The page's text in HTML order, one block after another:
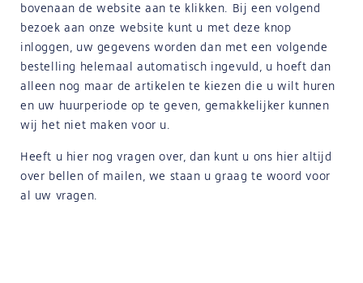
bovenaan de website aan te klikken. Bij een volgend
bezoek aan onze website kunt u met deze knop
inloggen, uw gegevens worden dan met een volgende
bestelling helemaal automatisch ingevuld, u hoeft dan
alleen nog maar de artikelen te kiezen die u wilt huren
en uw huurperiode op te geven, gemakkelijker kunnen
wij het niet maken voor u.
Heeft u hier nog vragen over, dan kunt u ons hier altijd
over bellen of mailen, we staan u graag te woord voor
al uw vragen.